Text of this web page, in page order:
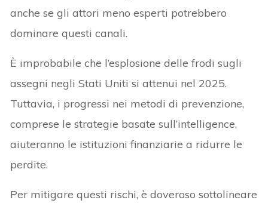
anche se gli attori meno esperti potrebbero
dominare questi canali.
È improbabile che l’esplosione delle frodi sugli
assegni negli Stati Uniti si attenui nel 2025.
Tuttavia, i progressi nei metodi di prevenzione,
comprese le strategie basate sull’intelligence,
aiuteranno le istituzioni finanziarie a ridurre le
perdite.
Per mitigare questi rischi, è doveroso sottolineare